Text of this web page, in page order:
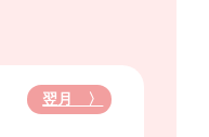
翌月 〉